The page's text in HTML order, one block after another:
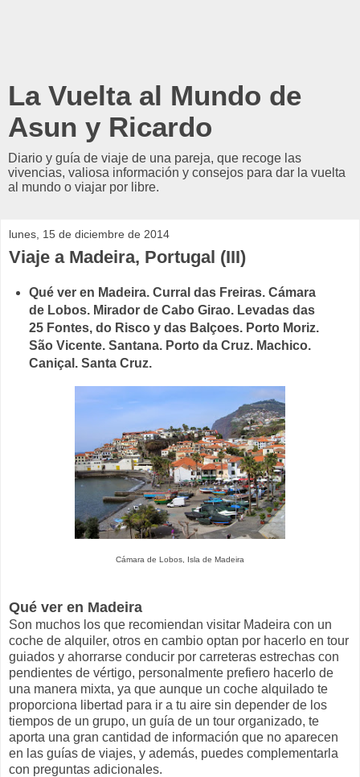
La Vuelta al Mundo de
Asun y Ricardo
Diario y guía de viaje de una pareja, que recoge las
vivencias, valiosa información y consejos para dar la vuelta
al mundo o viajar por libre.
lunes, 15 de diciembre de 2014
Viaje a Madeira, Portugal (III)
Qué ver en Madeira. Curral das Freiras. Cámara
de Lobos. Mirador de Cabo Girao. Levadas das
25 Fontes, do Risco y das Balçoes. Porto Moriz.
São Vicente. Santana. Porto da Cruz. Machico.
Caniçal. Santa Cruz.
Cámara de Lobos, Isla de Madeira
Qué ver en Madeira
Son muchos los que recomiendan visitar Madeira con un
coche de alquiler, otros en cambio optan por hacerlo en tour
guiados y ahorrarse conducir por carreteras estrechas con
pendientes de vértigo, personalmente prefiero hacerlo de
una manera mixta, ya que aunque un coche alquilado te
proporciona libertad para ir a tu aire sin depender de los
tiempos de un grupo, un guía de un tour organizado, te
aporta una gran cantidad de información que no aparecen
en las guías de viajes, y además, puedes complementarla
con preguntas adicionales.